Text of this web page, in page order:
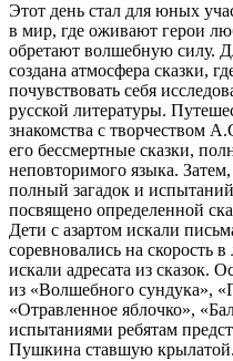
Этот день стал для юных
в мир, где оживают герои
обретают волшебную силу.
создана атмосфера сказки,
почувствовать себя
русской литературы.
знакомства с творчеством
его бессмертные сказки,
неповторимого языка.
полный загадок и
посвящено определенной
Дети с азартом искали
соревновались на скорость
искали адресата из сказок.
из «Волшебного сундука»,
«Отравленное яблочко»,
испытаниями ребятам
Пушкина ставшую крылатой.